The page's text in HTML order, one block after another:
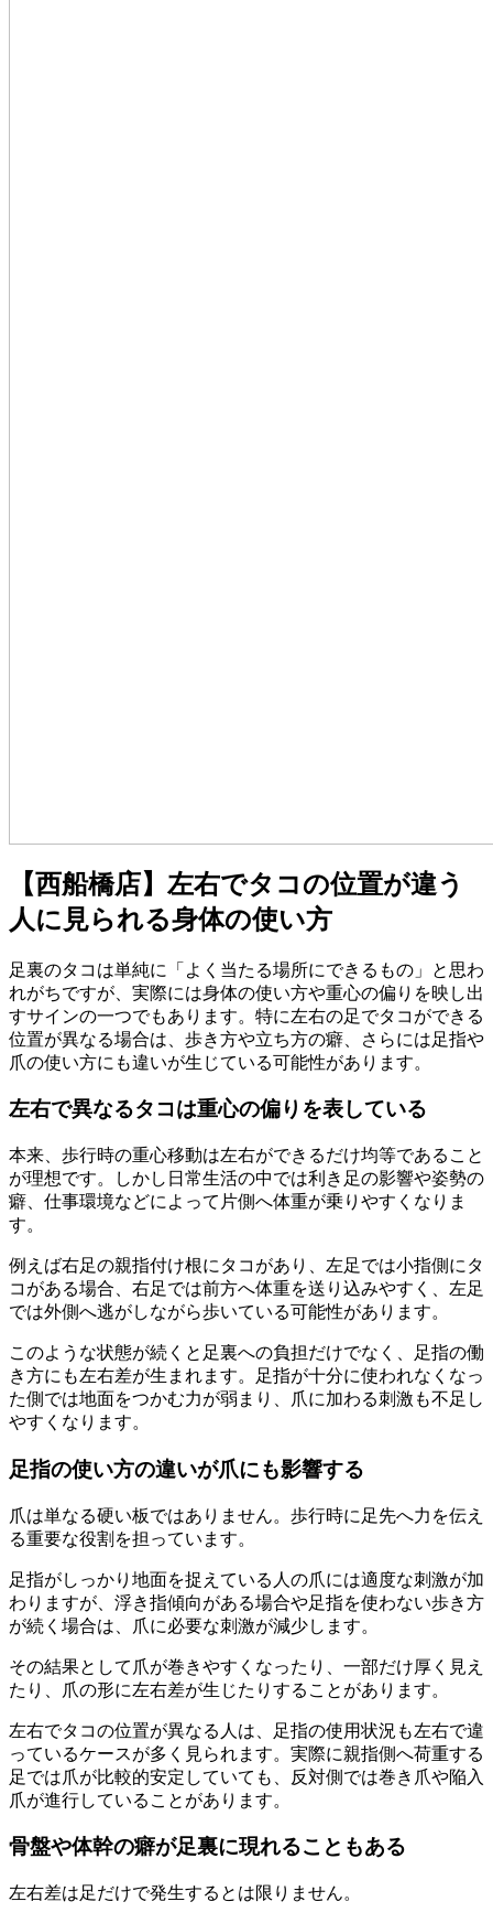
【西船橋店】左右でタコの位置が違う
人に見られる身体の使い方
足裏のタコは単純に「よく当たる場所にできるもの」と思わ
れがちですが、実際には身体の使い方や重心の偏りを映し出
すサインの一つでもあります。特に左右の足でタコができる
位置が異なる場合は、歩き方や立ち方の癖、さらには足指や
爪の使い方にも違いが生じている可能性があります。
左右で異なるタコは重心の偏りを表している
本来、歩行時の重心移動は左右ができるだけ均等であること
が理想です。しかし日常生活の中では利き足の影響や姿勢の
癖、仕事環境などによって片側へ体重が乗りやすくなりま
す。
例えば右足の親指付け根にタコがあり、左足では小指側にタ
コがある場合、右足では前方へ体重を送り込みやすく、左足
では外側へ逃がしながら歩いている可能性があります。
このような状態が続くと足裏への負担だけでなく、足指の働
き方にも左右差が生まれます。足指が十分に使われなくなっ
た側では地面をつかむ力が弱まり、爪に加わる刺激も不足し
やすくなります。
足指の使い方の違いが爪にも影響する
爪は単なる硬い板ではありません。歩行時に足先へ力を伝え
る重要な役割を担っています。
足指がしっかり地面を捉えている人の爪には適度な刺激が加
わりますが、浮き指傾向がある場合や足指を使わない歩き方
が続く場合は、爪に必要な刺激が減少します。
その結果として爪が巻きやすくなったり、一部だけ厚く見え
たり、爪の形に左右差が生じたりすることがあります。
左右でタコの位置が異なる人は、足指の使用状況も左右で違
っているケースが多く見られます。実際に親指側へ荷重する
足では爪が比較的安定していても、反対側では巻き爪や陥入
爪が進行していることがあります。
骨盤や体幹の癖が足裏に現れることもある
左右差は足だけで発生するとは限りません。